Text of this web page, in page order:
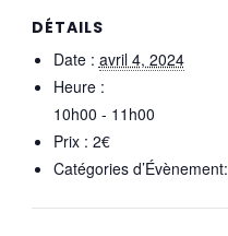
DÉTAILS
Date : avril 4, 2024
Heure :
10h00 - 11h00
Prix : 2€
Catégories d’Évènement: